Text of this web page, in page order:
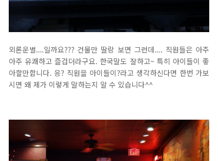
외론운별....일까요??? 건물만 딸랑 보면 그런데.... 직원들은 아주
아주 유쾌하고 즐겁더라구요. 한국말도 잘하고~ 특히 아이들이 좋
아할만합니다. 응? 직원을 아이들이?라고 생각하신다면 한번 가보
시면 왜 제가 이렇게 말하는지 알 수 있습니다^^